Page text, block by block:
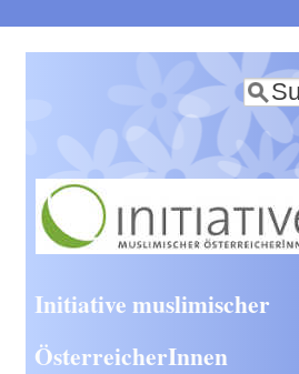
zum
Inhalt
Suche
Initiative muslimischer
ÖsterreicherInnen